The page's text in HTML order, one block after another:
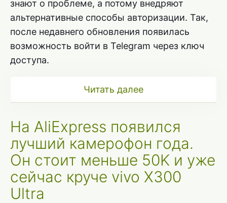
знают о проблеме, а потому внедряют
альтернативные способы авторизации. Так,
после недавнего обновления появилась
возможность войти в Telegram через ключ
доступа.
Читать далее
На AliExpress появился
лучший камерофон года.
Он стоит меньше 50K и уже
сейчас круче vivo X300
Ultra